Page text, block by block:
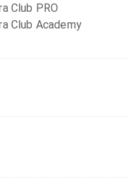
Club PRO
Club Academy